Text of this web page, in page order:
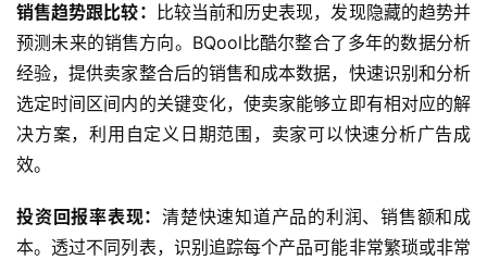
销售趋势跟比较：
比较当前和历史表现，发现隐藏的趋势并
预测未来的销售方向。BQool比酷尔整合了多年的数据分析
经验，提供卖家整合后的销售和成本数据，快速识别和分析
选定时间区间内的关键变化，使卖家能够立即有相对应的解
决方案，利用自定义日期范围，卖家可以快速分析广告成
效。
投资回报率表现： 清楚快速知道产品的利润、销售额和成
本。透过不同列表，识别追踪每个产品可能非常繁琐或非常